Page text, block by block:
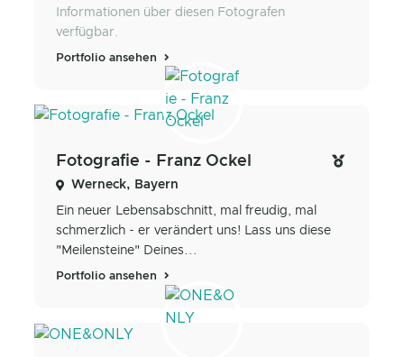
Informationen über diesen Fotografen
verfügbar.
Portfolio ansehen
Fotografie - Franz Ockel
Werneck, Bayern
Ein neuer Lebensabschnitt, mal freudig, mal
schmerzlich - er verändert uns! Lass uns diese
"Meilensteine" Deines...
Portfolio ansehen